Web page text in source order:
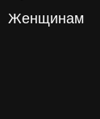
Женщинам